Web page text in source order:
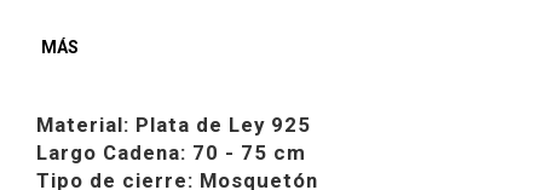
MÁS
Material: Plata de Ley 925
Largo Cadena: 70 - 75 cm
Tipo de cierre: Mosquetón